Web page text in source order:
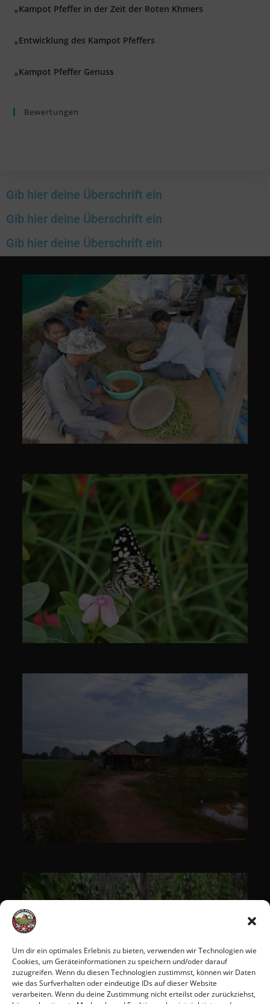
Um dir ein optimales Erlebnis zu bieten, verwenden wir Technologien wie
Cookies, um Geräteinformationen zu speichern und/oder darauf
zuzugreifen. Wenn du diesen Technologien zustimmst, können wir Daten
wie das Surfverhalten oder eindeutige IDs auf dieser Website
verarbeiten. Wenn du deine Zustimmung nicht erteilst oder zurückziehst,
Kampot Pfeffer in der Zeit der Roten Khmers
Entwicklung des Kampot Pfeffers
Kampot Pfeffer Genuss
Bewertungen
Gib hier deine Überschrift ein
Gib hier deine Überschrift ein
Gib hier deine Überschrift ein